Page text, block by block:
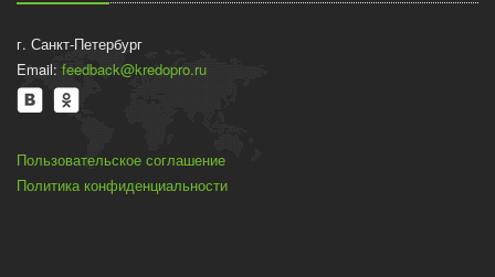
г. Санкт-Петербург
Email: feedback@kredopro.ru
Пользовательское соглашение
Политика конфиденциальности